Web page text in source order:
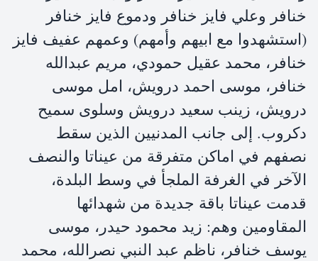
خنافر وعلي فايز خنافر ودموع فايز خنافر
(استشهدوا مع ابيهم وأمهم) وعمهم عفيف فايز
خنافر، محمد عقيل حمودي، مريم عبدالله
خنافر، موسى احمد درويش، امل موسى
درويش، زينب سعيد درويش وسلوى سميح
دكروب. إلى جانب المدنيين الذين سقط
نصفهم في اماكن متفرقة من عيناتا والنصف
الآخر في الغرفة الملجأ في وسط البلدة،
قدمت عيناتا باقة جديدة من شهدائها
المقاومين وهم: زيد محمود حيدر، موسى
يوسف خنافر، ناظم عبد النبي نصرالله، محمد